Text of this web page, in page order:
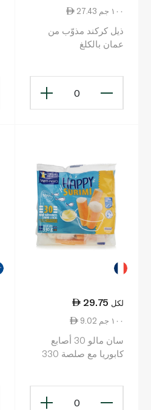
27.43 ١٠٠ جم
ذيل كركند مذوّب من
عمان بالكلغ
0
29.75 لكل
9.02 ١٠٠ جم
سان مالو 30 أصابع
كابوريا مع صلصة 330
0